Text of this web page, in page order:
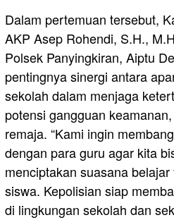
Dalam pertemuan tersebut,
AKP Asep Rohendi, S.H.,
Polsek Panyingkiran, Aiptu
pentingnya sinergi antara
sekolah dalam menjaga
potensi gangguan
remaja. “Kami ingin
dengan para guru agar kita
menciptakan suasana
siswa. Kepolisian siap
di lingkungan sekolah dan